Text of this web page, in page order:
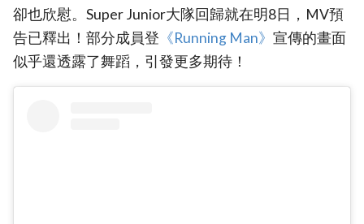
卻也欣慰。Super Junior大隊回歸就在明8日，MV預
告已釋出！部分成員登 《Running Man》 宣傳的畫面
似乎還透露了舞蹈，引發更多期待！